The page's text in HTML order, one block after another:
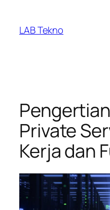
content
LAB Tekno
Private
Kerja dan